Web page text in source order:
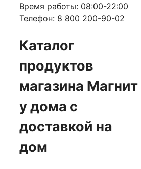
Время работы: 08:00-22:00
Телефон: 8 800 200-90-02
Каталог
продуктов
магазина Магнит
у дома с
доставкой на
дом